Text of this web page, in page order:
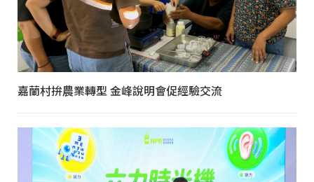
嘉蘭村拚農業轉型 金峰說明會促經驗交流